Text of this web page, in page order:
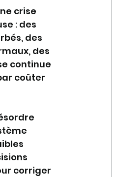
crise
: des
des
des
continue
coûter
corriger